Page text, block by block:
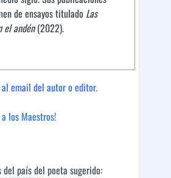
de ensayos titulado Las
el andén(2022).
email del autor o editor.
los Maestros!
del país del poeta sugerido: